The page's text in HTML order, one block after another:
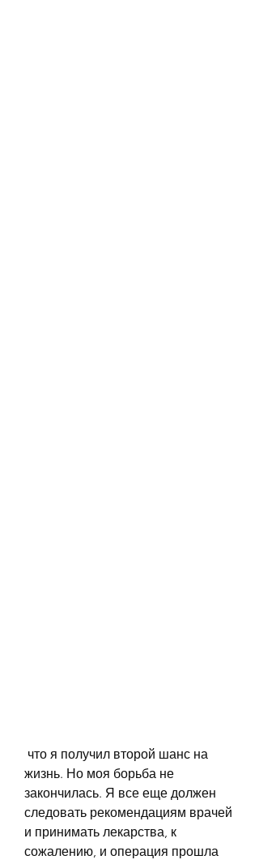
жизнь. Но моя борьба не
закончилась. Я все еще должен
следовать рекомендациям врачей
и принимать лекарства, к
сожалению, и операция прошла